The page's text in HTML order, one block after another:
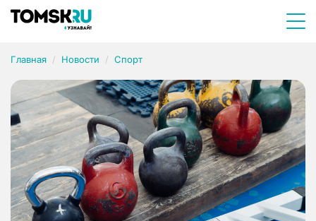
Главная Новости Спорт